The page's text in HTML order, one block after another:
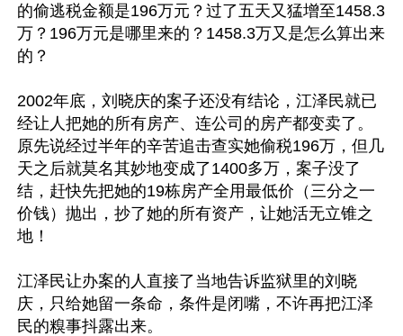
的偷逃税金额是196万元？过了五天又猛增至1458.3
万？196万元是哪里来的？1458.3万又是怎么算出来
的？
2002年底，刘晓庆的案子还没有结论，江泽民就已
经让人把她的所有房产、连公司的房产都变卖了。
原先说经过半年的辛苦追击查实她偷税196万，但几
天之后就莫名其妙地变成了1400多万，案子没了
结，赶快先把她的19栋房产全用最低价（三分之一
价钱）抛出，抄了她的所有资产，让她活无立锥之
地！
江泽民让办案的人直接了当地告诉监狱里的刘晓
庆，只给她留一条命，条件是闭嘴，不许再把江泽
民的糗事抖露出来。